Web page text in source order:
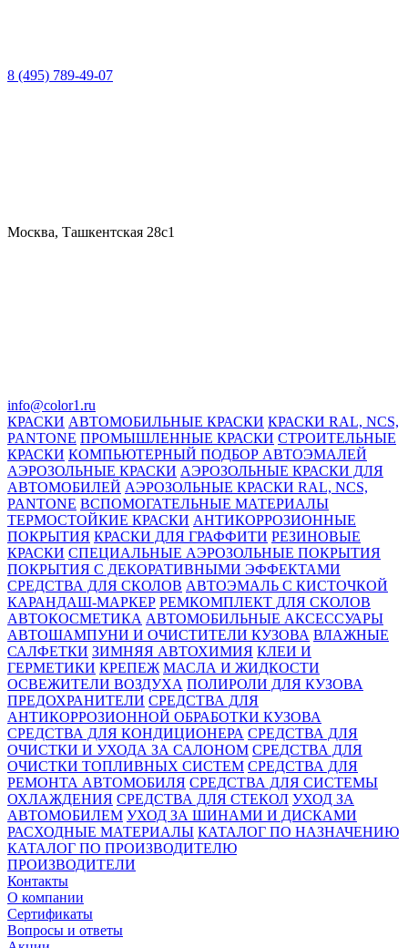
8 (495) 789-49-07
Москва, Ташкентская 28с1
info@color1.ru
КРАСКИ АВТОМОБИЛЬНЫЕ КРАСКИ КРАСКИ RAL, NCS,
PANTONE ПРОМЫШЛЕННЫЕ КРАСКИ СТРОИТЕЛЬНЫЕ
КРАСКИ КОМПЬЮТЕРНЫЙ ПОДБОР АВТОЭМАЛЕЙ
АЭРОЗОЛЬНЫЕ КРАСКИ АЭРОЗОЛЬНЫЕ КРАСКИ ДЛЯ
АВТОМОБИЛЕЙ АЭРОЗОЛЬНЫЕ КРАСКИ RAL, NCS,
PANTONE ВСПОМОГАТЕЛЬНЫЕ МАТЕРИАЛЫ
ТЕРМОСТОЙКИЕ КРАСКИ АНТИКОРРОЗИОННЫЕ
ПОКРЫТИЯ КРАСКИ ДЛЯ ГРАФФИТИ РЕЗИНОВЫЕ
КРАСКИ СПЕЦИАЛЬНЫЕ АЭРОЗОЛЬНЫЕ ПОКРЫТИЯ
ПОКРЫТИЯ С ДЕКОРАТИВНЫМИ ЭФФЕКТАМИ
СРЕДСТВА ДЛЯ СКОЛОВ АВТОЭМАЛЬ С КИСТОЧКОЙ
КАРАНДАШ-МАРКЕР РЕМКОМПЛЕКТ ДЛЯ СКОЛОВ
АВТОКОСМЕТИКА АВТОМОБИЛЬНЫЕ АКСЕССУАРЫ
АВТОШАМПУНИ И ОЧИСТИТЕЛИ КУЗОВА ВЛАЖНЫЕ
САЛФЕТКИ ЗИМНЯЯ АВТОХИМИЯ КЛЕИ И
ГЕРМЕТИКИ КРЕПЕЖ МАСЛА И ЖИДКОСТИ
ОСВЕЖИТЕЛИ ВОЗДУХА ПОЛИРОЛИ ДЛЯ КУЗОВА
ПРЕДОХРАНИТЕЛИ СРЕДСТВА ДЛЯ
АНТИКОРРОЗИОННОЙ ОБРАБОТКИ КУЗОВА
СРЕДСТВА ДЛЯ КОНДИЦИОНЕРА СРЕДСТВА ДЛЯ
ОЧИСТКИ И УХОДА ЗА САЛОНОМ СРЕДСТВА ДЛЯ
ОЧИСТКИ ТОПЛИВНЫХ СИСТЕМ СРЕДСТВА ДЛЯ
РЕМОНТА АВТОМОБИЛЯ СРЕДСТВА ДЛЯ СИСТЕМЫ
ОХЛАЖДЕНИЯ СРЕДСТВА ДЛЯ СТЕКОЛ УХОД ЗА
АВТОМОБИЛЕМ УХОД ЗА ШИНАМИ И ДИСКАМИ
РАСХОДНЫЕ МАТЕРИАЛЫ КАТАЛОГ ПО НАЗНАЧЕНИЮ
КАТАЛОГ ПО ПРОИЗВОДИТЕЛЮ
ПРОИЗВОДИТЕЛИ
Контакты
О компании
Сертификаты
Вопросы и ответы